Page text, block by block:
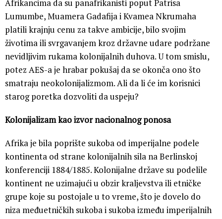
Afrikancima da su panafrikanisti poput Patrisa
Lumumbe, Muamera Gadafija i Kvamea Nkrumaha
platili krajnju cenu za takve ambicije, bilo svojim
životima ili svrgavanjem kroz državne udare podržane
nevidljivim rukama kolonijalnih duhova. U tom smislu,
potez AES-a je hrabar pokušaj da se okonča ono što
smatraju neokolonijalizmom. Ali da li će im korisnici
starog poretka dozvoliti da uspeju?
Kolonijalizam kao izvor nacionalnog ponosa
Afrika je bila poprište sukoba od imperijalne podele
kontinenta od strane kolonijalnih sila na Berlinskoj
konferenciji 1884/1885. Kolonijalne države su podelile
kontinent ne uzimajući u obzir kraljevstva ili etničke
grupe koje su postojale u to vreme, što je dovelo do
niza međuetničkih sukoba i sukoba između imperijalnih